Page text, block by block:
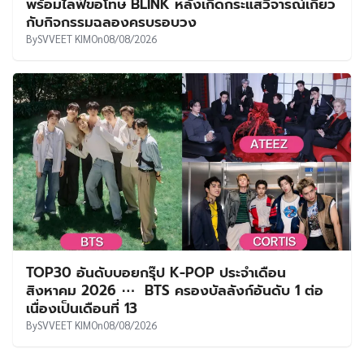
กับกิจกรรมฉลองครบรอบวง
BySVVEET KIMOn08/08/2026
TOP30 อันดับบอยกรุ๊ป K-POP ประจำเดือน
สิงหาคม 2026 ⋯ BTS ครองบัลลังก์อันดับ 1 ต่อ
เนื่องเป็นเดือนที่ 13
BySVVEET KIMOn08/08/2026